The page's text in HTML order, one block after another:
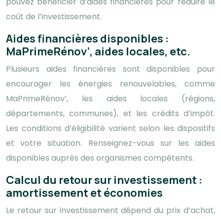
coût de l’investissement.
Aides financières disponibles :
MaPrimeRénov’, aides locales, etc.
Plusieurs aides financières sont disponibles pour
encourager les énergies renouvelables, comme
MaPrimeRénov’, les aides locales (régions,
départements, communes), et les crédits d’impôt.
Les conditions d’éligibilité varient selon les dispositifs
et votre situation. Renseignez-vous sur les aides
disponibles auprès des organismes compétents.
Calcul du retour sur investissement :
amortissement et économies
Le retour sur investissement dépend du prix d’achat,